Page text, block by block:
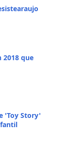
2018 que
'Toy Story'